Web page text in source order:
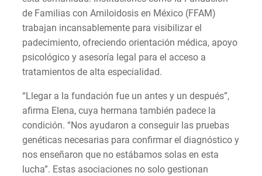
de Familias con Amiloidosis en México (FFAM)
trabajan incansablemente para visibilizar el
padecimiento, ofreciendo orientación médica, apoyo
psicológico y asesoría legal para el acceso a
tratamientos de alta especialidad.
“Llegar a la fundación fue un antes y un después”,
afirma Elena, cuya hermana también padece la
condición. “Nos ayudaron a conseguir las pruebas
genéticas necesarias para confirmar el diagnóstico y
nos enseñaron que no estábamos solas en esta
lucha”. Estas asociaciones no solo gestionan